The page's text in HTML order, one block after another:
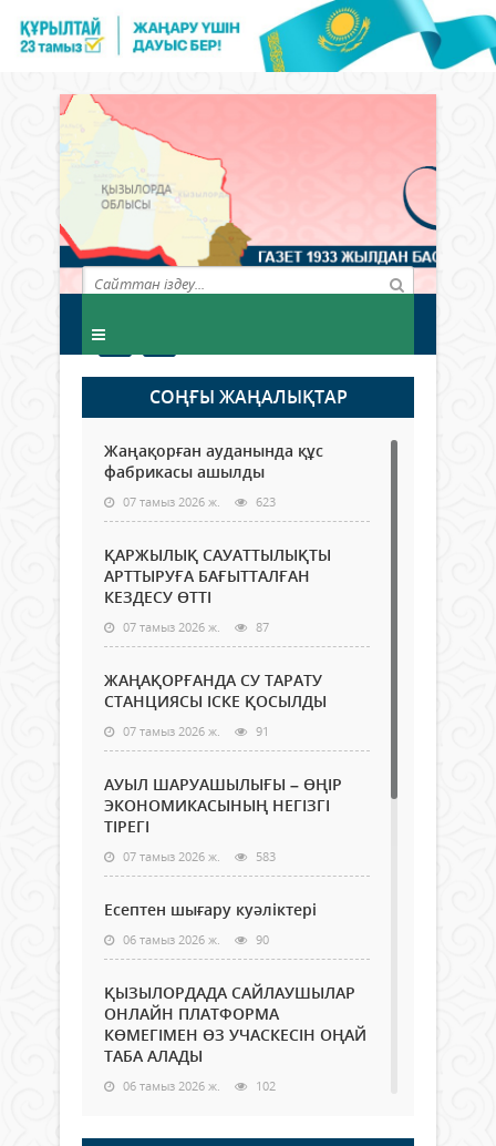
СОҢҒЫ ЖАҢАЛЫҚТАР
Жаңақорған ауданында құс
фабрикасы ашылды
07 тамыз 2026 ж. 623
ҚАРЖЫЛЫҚ САУАТТЫЛЫҚТЫ
АРТТЫРУҒА БАҒЫТТАЛҒАН
КЕЗДЕСУ ӨТТІ
07 тамыз 2026 ж. 87
ЖАҢАҚОРҒАНДА СУ ТАРАТУ
СТАНЦИЯСЫ ІСКЕ ҚОСЫЛДЫ
07 тамыз 2026 ж. 91
АУЫЛ ШАРУАШЫЛЫҒЫ – ӨҢІР
ЭКОНОМИКАСЫНЫҢ НЕГІЗГІ
ТІРЕГІ
07 тамыз 2026 ж. 583
Есептен шығару куәліктері
06 тамыз 2026 ж. 90
ҚЫЗЫЛОРДАДА САЙЛАУШЫЛАР
ОНЛАЙН ПЛАТФОРМА
КӨМЕГІМЕН ӨЗ УЧАСКЕСІН ОҢАЙ
ТАБА АЛАДЫ
06 тамыз 2026 ж. 102
Open Air: Қызылорда облысы